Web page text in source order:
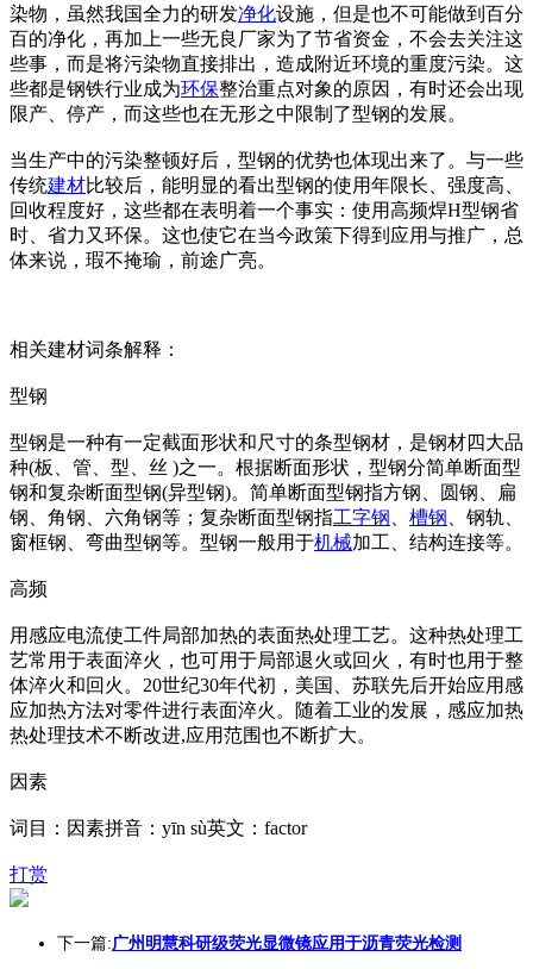
染物，虽然我国全力的研发净化设施，但是也不可能做到百分
百的净化，再加上一些无良厂家为了节省资金，不会去关注这
些事，而是将污染物直接排出，造成附近环境的重度污染。这
些都是钢铁行业成为环保整治重点对象的原因，有时还会出现
限产、停产，而这些也在无形之中限制了型钢的发展。
当生产中的污染整顿好后，型钢的优势也体现出来了。与一些
传统建材比较后，能明显的看出型钢的使用年限长、强度高、
回收程度好，这些都在表明着一个事实：使用高频焊H型钢省
时、省力又环保。这也使它在当今政策下得到应用与推广，总
体来说，瑕不掩瑜，前途广亮。
相关建材词条解释：
型钢
型钢是一种有一定截面形状和尺寸的条型钢材，是钢材四大品
种(板、管、型、丝 )之一。根据断面形状，型钢分简单断面型
钢和复杂断面型钢(异型钢)。简单断面型钢指方钢、圆钢、扁
钢、角钢、六角钢等；复杂断面型钢指工字钢 槽钢 、钢轨、
窗框钢、弯曲型钢等。型钢一般用于机械加工、结构连接等。
高频
用感应电流使工件局部加热的表面热处理工艺。这种热处理工
艺常用于表面淬火，也可用于局部退火或回火，有时也用于整
体淬火和回火。20世纪30年代初，美国、苏联先后开始应用感
应加热方法对零件进行表面淬火。随着工业的发展，感应加热
热处理技术不断改进,应用范围也不断扩大。
因素
词目：因素拼音：yīn sù英文：factor
打赏
下一篇:广州明慧科研级荧光显微镜应用于沥青荧光检测